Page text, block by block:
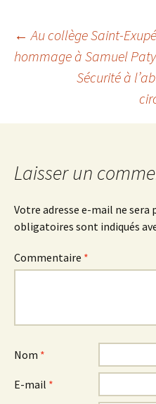
articles
← Au collège Saint-
hommage à Samuel Paty
Sécurité à
Laisser un
Votre adresse e-mail ne sera
obligatoires sont indiqués
Commentaire *
Nom *
E-mail *